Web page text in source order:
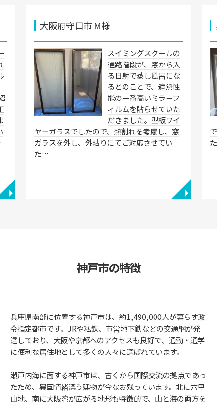
◥
大阪府守口市 M様
スイミングスクールの
通路階段が、窓から入
る日射で蒸し風呂にな
るとのことで、遮熱性
能の一番高いミラーフ
ィルムを貼らせていた
だきました。型板ワイ
ヤーガラスでしたので、熱割れを考慮し、窓
ガラスを外し、外貼りにてご対応させてい
た…
◥
神戸市の特徴
兵庫県南部に位置する神戸市は、約1,490,000人が暮らす政
令指定都市です。JRや私鉄、市営地下鉄などの交通網が発
達しており、大阪や京都へのアクセスも良好で、通勤・通学
に便利な居住地として多くの人々に選ばれています。
瀬戸内海に面する神戸市は、古くから国際交流の拠点であっ
たため、異国情緒漂う建物が今なお残っています。北に六甲
山地、南に大阪湾が広がる地形も特徴的で、山と海の両方を